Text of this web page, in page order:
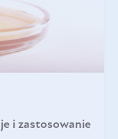
i zastosowanie